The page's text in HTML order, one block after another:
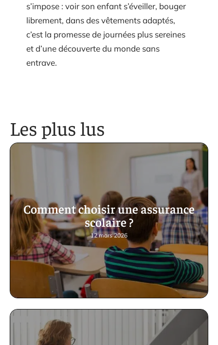
s’impose : voir son enfant s’éveiller, bouger
librement, dans des vêtements adaptés,
c’est la promesse de journées plus sereines
et d’une découverte du monde sans
entrave.
Les plus lus
Comment choisir une assurance
scolaire ?
12 mars 2026